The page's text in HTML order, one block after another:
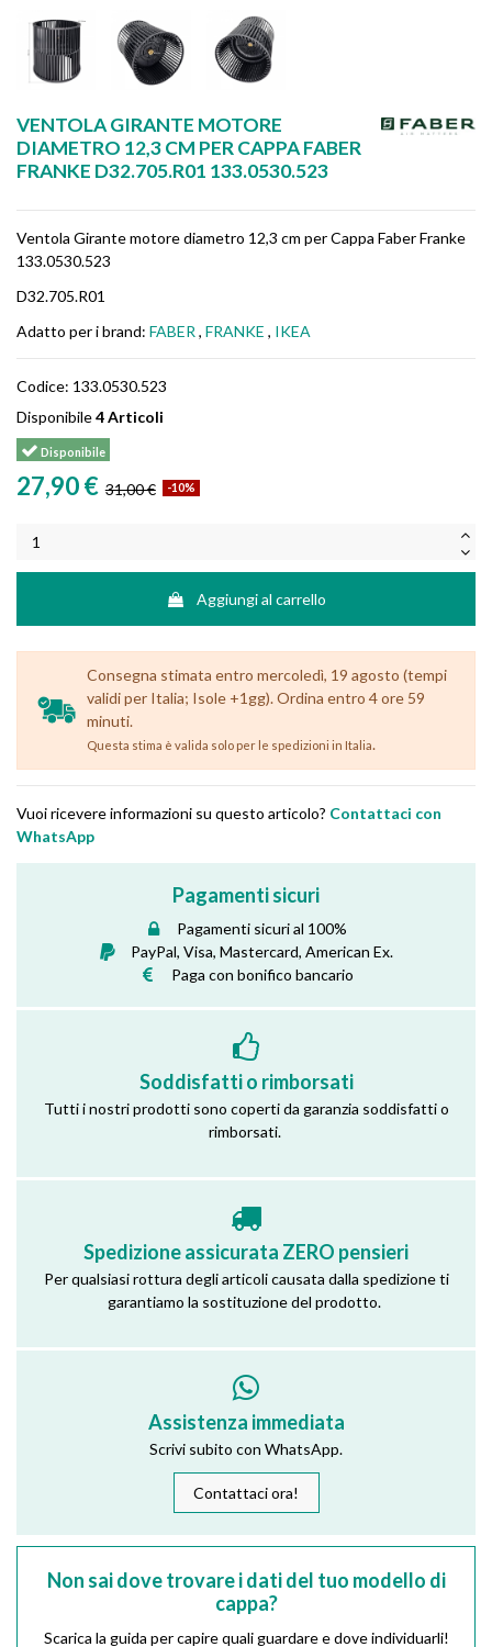
VENTOLA GIRANTE MOTORE
DIAMETRO 12,3 CM PER CAPPA FABER
FRANKE D32.705.R01 133.0530.523
Ventola Girante motore diametro 12,3 cm per Cappa Faber Franke
133.0530.523
D32.705.R01
Adatto per i brand: FABER , FRANKE , IKEA
Codice: 133.0530.523
Disponibile4 Articoli
Disponibile
27,90 € 31,00 € -10%
Aggiungi al carrello
Consegna stimata entro mercoledì, 19 agosto (tempi
validi per Italia; Isole +1gg). Ordina entro 4 ore 59
minuti.
Questa stima è valida solo per le spedizioni in Italia.
Vuoi ricevere informazioni su questo articolo? Contattaci con
WhatsApp
Pagamenti sicuri
Pagamenti sicuri al 100%
PayPal, Visa, Mastercard, American Ex.
Paga con bonifico bancario
Soddisfatti o rimborsati
Tutti i nostri prodotti sono coperti da garanzia soddisfatti o
rimborsati.
Spedizione assicurata ZERO pensieri
Per qualsiasi rottura degli articoli causata dalla spedizione ti
garantiamo la sostituzione del prodotto.
Assistenza immediata
Scrivi subito con WhatsApp.
Contattaci ora!
Non sai dove trovare i dati del tuo modello di
cappa?
Scarica la guida per capire quali guardare e dove individuarli!